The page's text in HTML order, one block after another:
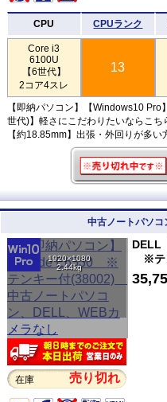
CPU CPUランク
Core i3
6100U
【6世代】
2コア4スレ
13
【即納パソコン】【Windows10
世代)】軽さにこだわりたいならこ
【約18.85mm】出張・外回りが多い
中古ノートパソ
1920×1080
2.44kg
在庫 売り切れ
DELL
※テ